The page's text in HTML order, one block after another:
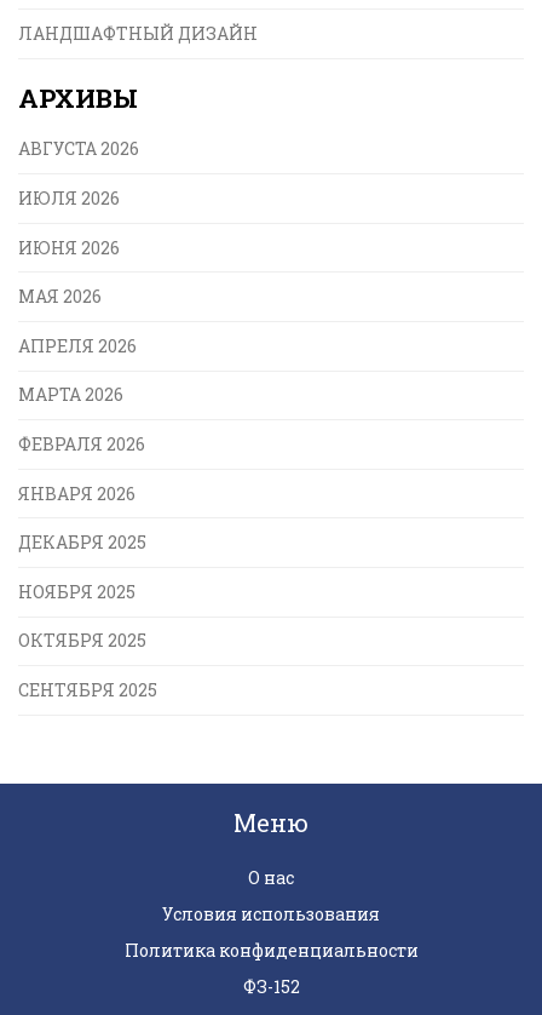
ЛАНДШАФТНЫЙ ДИЗАЙН
АРХИВЫ
АВГУСТА 2026
ИЮЛЯ 2026
ИЮНЯ 2026
МАЯ 2026
АПРЕЛЯ 2026
МАРТА 2026
ФЕВРАЛЯ 2026
ЯНВАРЯ 2026
ДЕКАБРЯ 2025
НОЯБРЯ 2025
ОКТЯБРЯ 2025
СЕНТЯБРЯ 2025
Меню
О нас
Условия использования
Политика конфиденциальности
ФЗ-152